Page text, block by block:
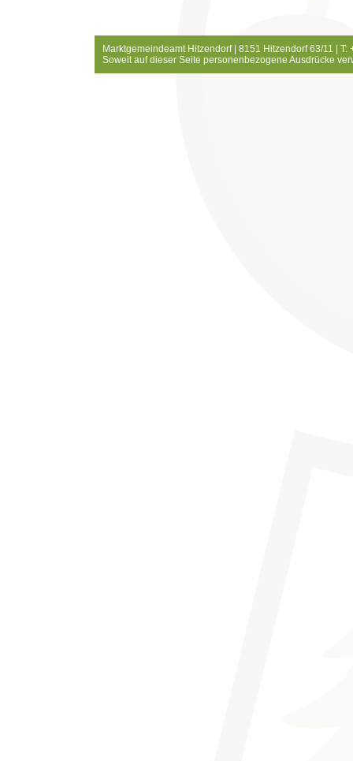
Marktgemeindeamt Hitzendorf | 8151 Hitzendorf 63/11 |
Soweit auf dieser Seite personenbezogene Ausdrücke